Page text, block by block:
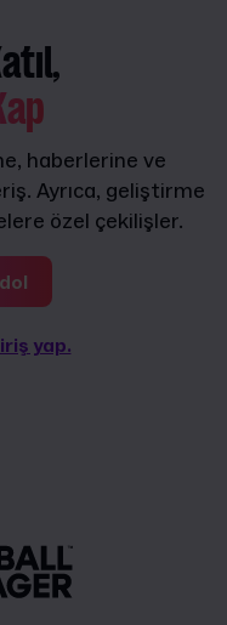
haberlerine ve
Ayrıca, geliştirme
özel çekilişler.
yap.